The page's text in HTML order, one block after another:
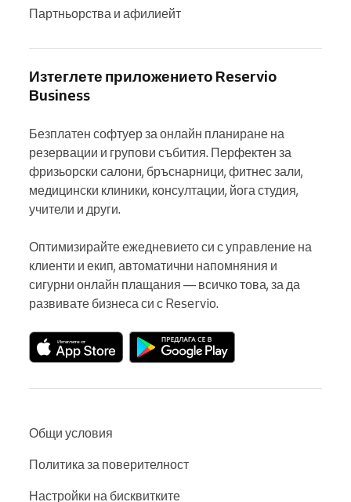
Партньорства и афилиейт
Изтеглете приложението Reservio
Business
Безплатен софтуер за онлайн планиране на
резервации и групови събития. Перфектен за
фризьорски салони, бръснарници, фитнес зали,
медицински клиники, консултации, йога студия,
учители и други.
Оптимизирайте ежедневието си с управление на
клиенти и екип, автоматични напомняния и
сигурни онлайн плащания — всичко това, за да
развивате бизнеса си с Reservio.
Общи условия
Политика за поверителност
Настройки на бисквитките